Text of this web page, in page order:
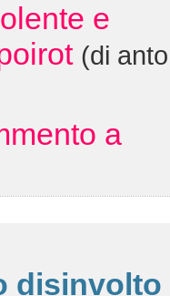
e
(di
a
disinvolto